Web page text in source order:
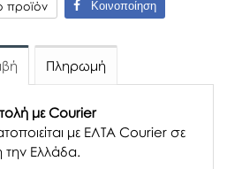
προϊόν Κοινοποίηση
Πληρωμή
με Courier
με ΕΛΤΑ Courier σε
την Ελλάδα.